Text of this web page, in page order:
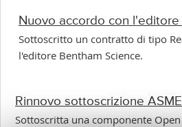
Nuovo accordo con
Sottoscritto un contratto di tipo
l'editore Bentham Science.
Rinnovo sottoscrizione
Sottoscritta una componente